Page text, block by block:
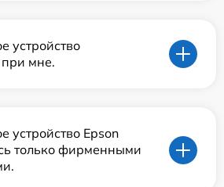
устройство
мне.
устройство Epson
только фирменными